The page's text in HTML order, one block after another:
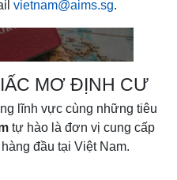
vietnam@aims.sg.
MƠ ĐỊNH CƯ
lĩnh vực cùng những tiêu
tự hào là đơn vị cung cấp
đầu tại Việt Nam.